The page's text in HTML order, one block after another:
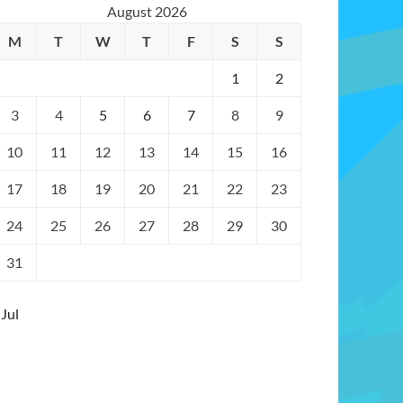
August 2026
M
T W T F S S
1 2
3 4 5 6 7 8 9
10 11 12 13 14 15 16
17 18 19 20 21 22 23
24 25 26 27 28 29 30
31